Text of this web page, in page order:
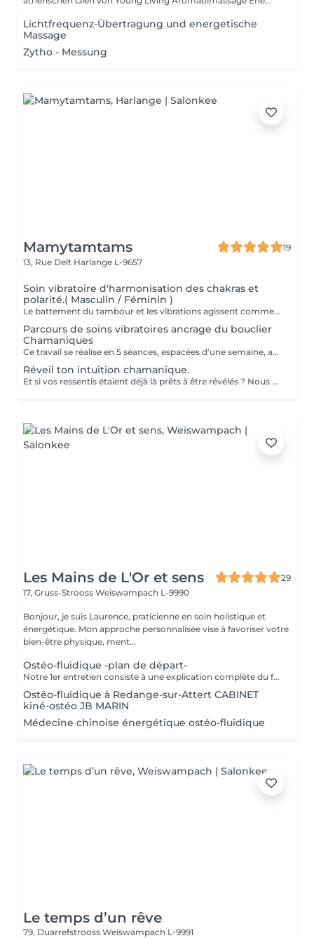
Lichtfrequenz-Übertragung und energetische
Massage
Zytho - Messung
Mamytamtams
19
13, Rue Delt Harlange L-9657
Soin vibratoire d'harmonisation des chakras et
polarité.( Masculin / Féminin )
Le battement du tambour et les vibrations agissent comme un rappel pour le corps et l'esprit. Ils viennent libérer ce qui est figé, remettre l'énergie en mouvement et réaligner vos chakras. Allongé(e) dans un espace sécurisé, vous vous laissez porter par la vibration. Peu à peu, le mental se calme, le corps se relâche et l'énergie retrouve son équilibre. Un moment profond pour se recentrer, se réaligner et retrouver sa propre vibration. Réservez votre soin et laissez la vibration du tambour vous guider.
Parcours de soins vibratoires ancrage du bouclier
Chamaniques
Ce travail se réalise en 5 séances, espacées d'une semaine, afin de laisser le temps à chaque énergie alliée d'agir en profondeur. À chaque rencontre, la vibration du tambour vient harmoniser votre bouclier Chamaniques, libérer ce qui entrave votre chemin et réveiller vos forces intérieures. Au fil des séances, vous vous reconnectez à vos alliés spirituels, ces présences qui accompagnent votre évolution et peuvent vous guider au quotidien. À l'issue de ce parcours, un bouclier de protection énergétique est mis en place afin de stabiliser le travail réalisé et vous replacer au centre de votre création, de votre vie. Vous repartez aligné(e), centré(e) dans vos énergies et pleinement relié(e) à votre pouvoir de création. Un chemin vibratoire puissant pour celles et ceux qui ressentent l'appel du tambour.
Réveil ton intuition chamanique.
Et si vos ressentis étaient déjà là prêts à être révélés ? Nous possédons tous cette capacité naturelle à ressentir, percevoir et capter ce qui ne passe pas toujours par le mental. Je vous invite à une demi-journée immersive de découverte chamanique, un espace bienveillant pour explorer vos perceptions subtiles et développer votre ressenti à travers : exercices énergétiques voyage au tambour chamanique pratiques intuitives cercle de partage Un moment pour ralentir, écouter et laisser émerger votre guidance intérieure. Aucun don particulier n'est nécessaire. Seulement l'envie d'explorer. Harlange Demi-journée
Les Mains de L'Or et sens
29
17, Gruss-Strooss Weiswampach L-9990
Bonjour, je suis Laurence, praticienne en soin holistique et
énergétique. Mon approche personnalisée vise à favoriser votre
bien-être physique, ment...
Ostéo-fluidique -plan de départ-
Notre 1er entretien consiste à une explication complète du fonctionne de l'Ostéofluidique ainsi que de voir notre plan d'action et le nombre de séance à fixer selon votre problématique.
Ostéo-fluidique à Redange-sur-Attert CABINET
kiné-ostéo JB MARIN
Médecine chinoise énergétique ostéo-fluidique
Le temps d’un rêve
79, Duarrefstrooss Weiswampach L-9991